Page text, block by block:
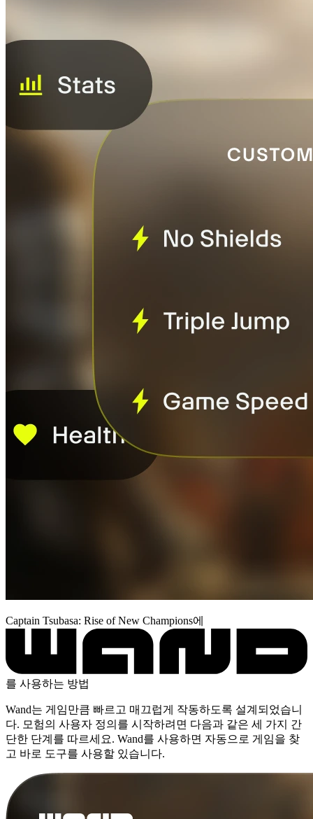
Captain Tsubasa: Rise of New Champions에
를 사용하는 방법
Wand는 게임만큼 빠르고 매끄럽게 작동하도록 설계되었습니
다. 모험의 사용자 정의를 시작하려면 다음과 같은 세 가지 간
단한 단계를 따르세요. Wand를 사용하면 자동으로 게임을 찾
고 바로 도구를 사용할 있습니다.